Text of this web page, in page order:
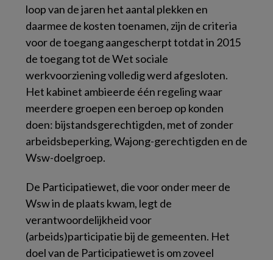
loop van de jaren het aantal plekken en
daarmee de kosten toenamen, zijn de criteria
voor de toegang aangescherpt totdat in 2015
de toegang tot de Wet sociale
werkvoorziening volledig werd afgesloten.
Het kabinet ambieerde één regeling waar
meerdere groepen een beroep op konden
doen: bijstandsgerechtigden, met of zonder
arbeidsbeperking, Wajong-gerechtigden en de
Wsw-doelgroep.
De Participatiewet, die voor onder meer de
Wsw in de plaats kwam, legt de
verantwoordelijkheid voor
(arbeids)participatie bij de gemeenten. Het
doel van de Participatiewet is om zoveel